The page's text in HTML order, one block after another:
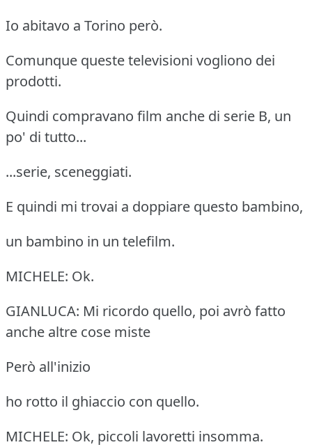
Io abitavo a Torino però.
Comunque queste televisioni vogliono dei
prodotti.
Quindi compravano film anche di serie B, un
po' di tutto...
...serie, sceneggiati.
E quindi mi trovai a doppiare questo bambino,
un bambino in un telefilm.
MICHELE: Ok.
GIANLUCA: Mi ricordo quello, poi avrò fatto
anche altre cose miste
Però all'inizio
ho rotto il ghiaccio con quello.
MICHELE: Ok, piccoli lavoretti insomma.